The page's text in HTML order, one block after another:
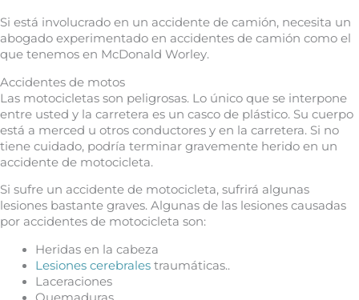
Si está involucrado en un accidente de camión, necesita un
abogado experimentado en accidentes de camión como el
que tenemos en McDonald Worley.
Accidentes de motos
Las motocicletas son peligrosas. Lo único que se interpone
entre usted y la carretera es un casco de plástico. Su cuerpo
está a merced u otros conductores y en la carretera. Si no
tiene cuidado, podría terminar gravemente herido en un
accidente de motocicleta.
Si sufre un accidente de motocicleta, sufrirá algunas
lesiones bastante graves. Algunas de las lesiones causadas
por accidentes de motocicleta son:
Heridas en la cabeza
Lesiones cerebralestraumáticas..
Laceraciones